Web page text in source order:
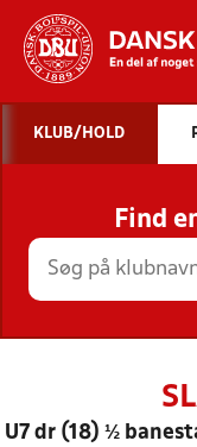
KLUB/HOLD
Find
U7 dr (18) ½